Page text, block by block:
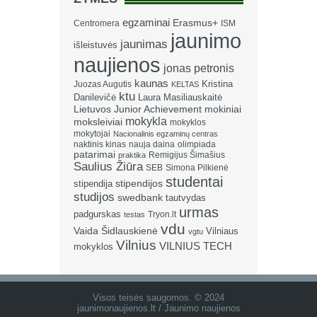
Centromera egzaminai Erasmus+ ISM
išleistuvės jaunimas jaunimo
naujienos jonas petronis
Juozas Augutis kaunas KELTAS Kristina
Danilevičė ktu Laura Masiliauskaitė
Lietuvos Junior Achievement mokiniai
moksleiviai mokykla mokyklos
mokytojai Nacionalinis egzaminų centras
naktinis kinas nauja daina olimpiada
patarimai praktika Remigijus Šimašius
Saulius Žiūra SEB Simona Pilkienė
stipendija stipendijos studentai
studijos swedbank tautvydas
padgurskas testas Tryon.lt urmas
Vaida Šidlauskienė vdu vgtu Vilniaus
mokyklos Vilnius VILNIUS TECH
Visos teisės saugomos. © 2024
jaunimonaujienos.lt / Jaunimo naujienos